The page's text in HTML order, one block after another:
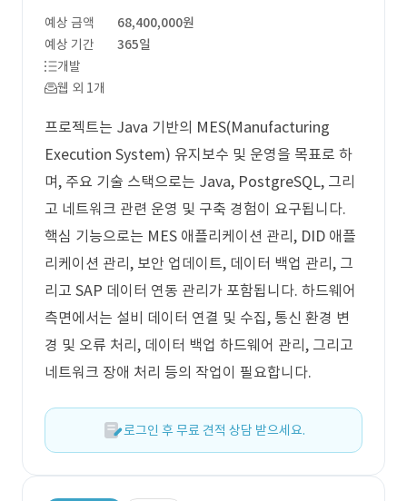
예상 금액
68,400,000원
예상 기간
365일
개발
웹 외 1개
프로젝트는 Java 기반의 MES(Manufacturing
Execution System) 유지보수 및 운영을 목표로 하
며, 주요 기술 스택으로는 Java, PostgreSQL, 그리
고 네트워크 관련 운영 및 구축 경험이 요구됩니다.
핵심 기능으로는 MES 애플리케이션 관리, DID 애플
리케이션 관리, 보안 업데이트, 데이터 백업 관리, 그
리고 SAP 데이터 연동 관리가 포함됩니다. 하드웨어
측면에서는 설비 데이터 연결 및 수집, 통신 환경 변
경 및 오류 처리, 데이터 백업 하드웨어 관리, 그리고
네트워크 장애 처리 등의 작업이 필요합니다.
로그인 후 무료 견적 상담 받으세요.